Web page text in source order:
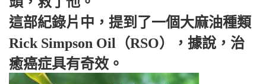
這部紀錄片中，提到了一個大麻油種類
Rick Simpson Oil（RSO），據說，治
癒癌症具有奇效。